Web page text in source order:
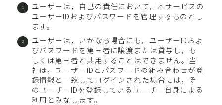
ユーザーは，自己の責任において，本サービスの
ユーザーIDおよびパスワードを管理するものとし
ます。
ユーザーは，いかなる場合にも，ユーザーIDおよ
びパスワードを第三者に譲渡または貸与し，も
しくは第三者と共用することはできません。当
社は，ユーザーIDとパスワードの組み合わせが登
録情報と一致してログインされた場合には，そ
のユーザーIDを登録しているユーザー自身による
利用とみなします。